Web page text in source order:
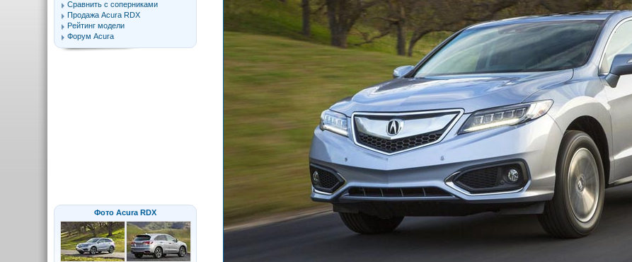
Сравнить с соперниками
Продажа Acura RDX
Рейтинг модели
Форум Acura
Фото Acura RDX